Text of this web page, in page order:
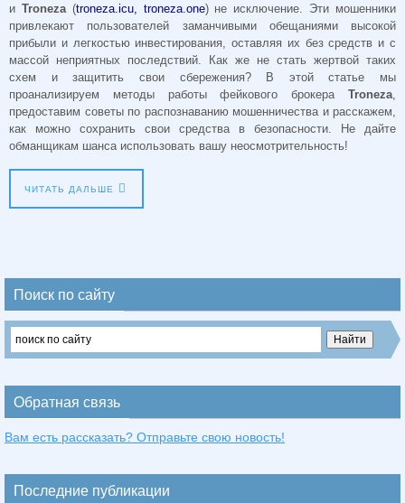
и Troneza(troneza.icu, troneza.one) не исключение. Эти мошенники
привлекают пользователей заманчивыми обещаниями высокой
прибыли и легкостью инвестирования, оставляя их без средств и с
массой неприятных последствий. Как же не стать жертвой таких
схем и защитить свои сбережения? В этой статье мы
проанализируем методы работы фейкового брокера Troneza
предоставим советы по распознаванию мошенничества и расскажем,
как можно сохранить свои средства в безопасности. Не дайте
обманщикам шанса использовать вашу неосмотрительность!
ЧИТАТЬ ДАЛЬШЕ
Поиск по сайту
Обратная связь
Вам есть рассказать? Отправьте свою новость!
Последние публикации